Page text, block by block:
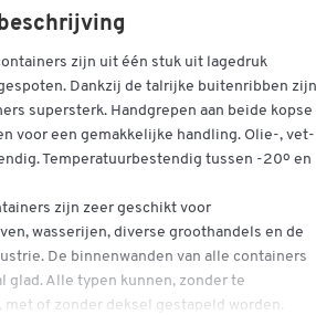
zijn uit één stuk uit lagedruk
Dankzij de talrijke buitenribben zijn
supersterk. Handgrepen aan beide kopse
voor een gemakkelijke handling. Olie-, vet-
Temperatuurbestendig tussen -20º en
zijn zeer geschikt voor
wasserijen, diverse groothandels en de
De binnenwanden van alle containers
glad. Alle typen kunnen, zonder te
met of zonder deksel gestapeld worden.